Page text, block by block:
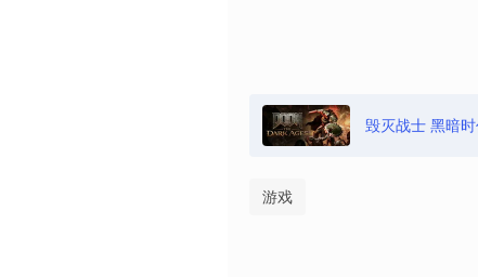
毁灭战士 黑暗
游戏